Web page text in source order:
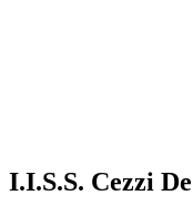
I.I.S.S. Cezzi